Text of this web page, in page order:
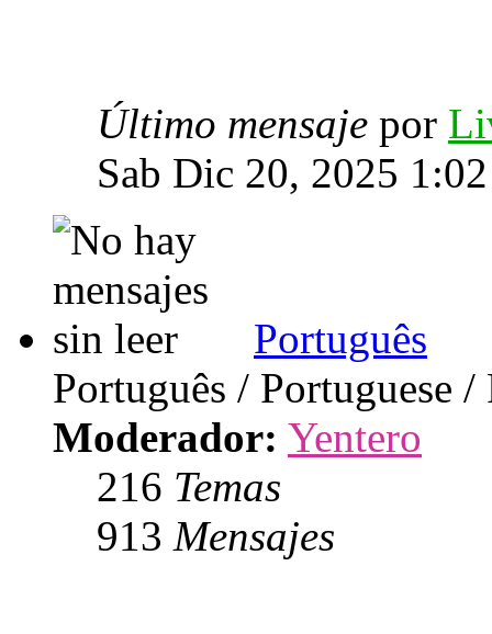
Último mensaje por
Sab Dic 20, 2025
Português
Português / Portuguese /
Moderador: Yentero
216 Temas
913 Mensajes